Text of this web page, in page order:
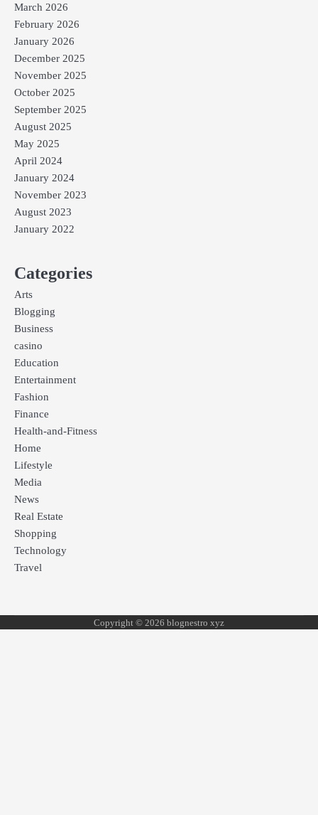
March 2026
February 2026
January 2026
December 2025
November 2025
October 2025
September 2025
August 2025
May 2025
April 2024
January 2024
November 2023
August 2023
January 2022
Categories
Arts
Blogging
Business
casino
Education
Entertainment
Fashion
Finance
Health-and-Fitness
Home
Lifestyle
Media
News
Real Estate
Shopping
Technology
Travel
Copyright © 2026 blognestro xyz